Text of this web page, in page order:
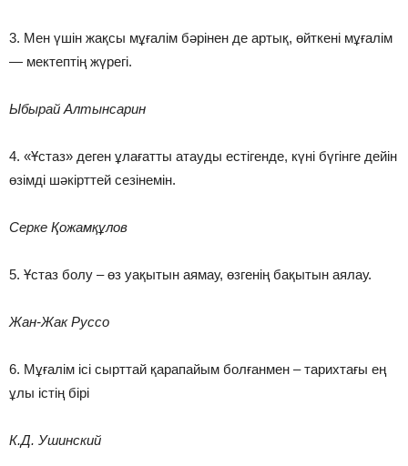
3. Мен үшін жақсы мұғалім бәрінен де артық, өйткені мұғалім
— мектептің жүрегі.
Ыбырай Алтынсарин
4. «Ұстаз» деген ұлағатты атауды естігенде, күні бүгінге дейін
өзімді шәкірттей сезінемін.
Серке Қожамқұлов
5. Ұстаз болу – өз уақытын аямау, өзгенің бақытын аялау.
Жан-Жак Руссо
6. Мұғалім ісі сырттай қарапайым болғанмен – тарихтағы ең
ұлы істің бірі
К.Д. Ушинский